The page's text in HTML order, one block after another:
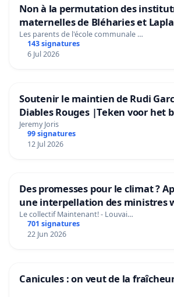
Non à la permutation des
maternelles de Bléharies et
Préservons la stabilité de nos
Les parents de l'école communale …
143 signatures
6 Jul 2026
Soutenir le maintien de Rudi
Diables Rouges |Teken voor het
Rudi Garcia als bondscoach
Jeremy Joris
99 signatures
12 Jul 2026
Des promesses pour le climat ?
une interpellation des ministres
climat et de l’environnement.
Le collectif Maintenant! - Louvai…
701 signatures
22 Jun 2026
Canicules : on veut de la